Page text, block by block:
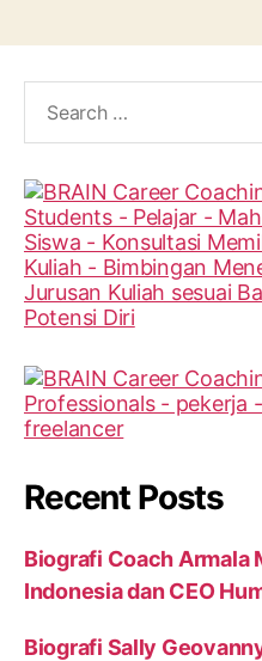
Recent Posts
Biografi Coach Armala
Indonesia dan CEO
Biografi Sally